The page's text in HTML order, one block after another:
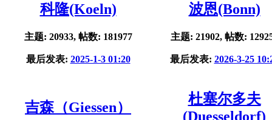
科隆(Koeln)
主题: 20933, 帖数: 181977
最后发表: 2025-1-3 01:20
波恩(Bonn)
主题: 21902, 帖数:
最后发表: 2026-3-25
吉森（Giessen）
杜塞尔多夫
(Duesseldorf)